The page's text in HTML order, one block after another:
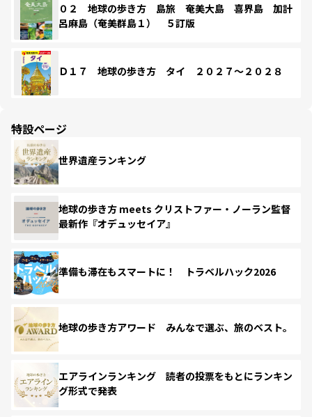
０２ 地球の歩き方 島旅 奄美大島 喜界島 加計
呂麻島（奄美群島１） ５訂版
Ｄ１７ 地球の歩き方 タイ ２０２７～２０２８
特設ページ
世界遺産ランキング
地球の歩き方 meets クリストファー・ノーラン監督
最新作『オデュッセイア』
準備も滞在もスマートに！ トラベルハック2026
地球の歩き方アワード みんなで選ぶ、旅のベスト。
エアラインランキング 読者の投票をもとにランキン
グ形式で発表